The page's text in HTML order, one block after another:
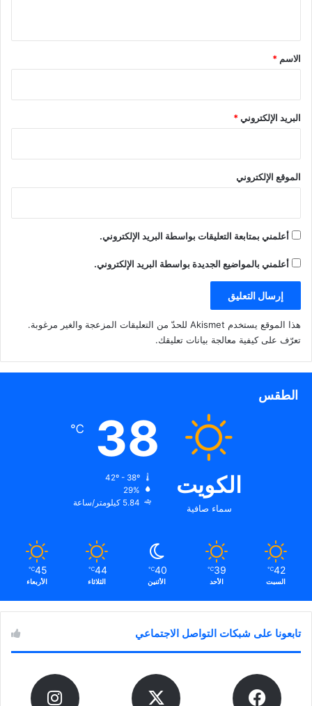
*
الاسم *
البريد الإلكتروني*
الموقع الإلكتروني
أعلمني بمتابعة التعليقات بواسطة البريد الإلكتروني.
أعلمني بالمواضيع الجديدة بواسطة البريد الإلكتروني.
هذا الموقع يستخدم Akismet للحدّ من التعليقات المزعجة والغير مرغوبة.
تعرّف على كيفية معالجة بيانات تعليقك.
الطقس
الكويت
سماء صافية
38
℃
29%
5.84 كيلومتر/ساعة
42
℃
السبت
39
℃
الأحد
40
℃
الأثنين
44
℃
الثلاثاء
45
℃
الأربعاء
تابعونا على شبكات التواصل الاجتماعي